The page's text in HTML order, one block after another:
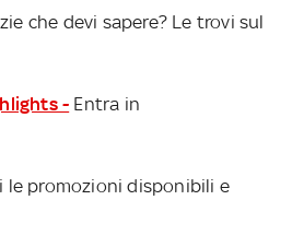
che devi sapere? Le trovi sul
- Entra in
le promozioni disponibili e